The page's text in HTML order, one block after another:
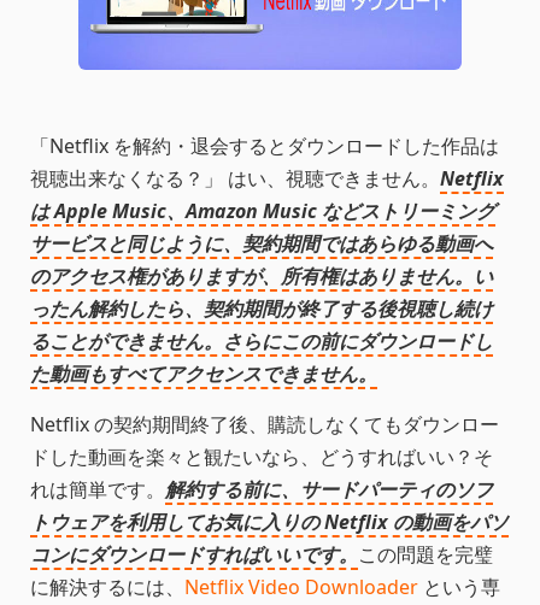
「Netflix を解約・退会するとダウンロードした作品は
視聴出来なくなる？」 はい、視聴できません。 Netflix
は Apple Music、Amazon Music などストリーミング
サービスと同じように、契約期間ではあらゆる動画へ
のアクセス権がありますが、所有権はありません。い
ったん解約したら、契約期間が終了する後視聴し続け
ることができません。さらにこの前にダウンロードし
た動画もすべてアクセンスできません。
Netflix の契約期間終了後、購読しなくてもダウンロー
ドした動画を楽々と観たいなら、どうすればいい？そ
れは簡単です。 解約する前に、サードパーティのソフ
トウェアを利用してお気に入りの Netflix の動画をパソ
コンにダウンロードすればいいです。 この問題を完璧
に解決するには、 Netflix Video Downloader という専